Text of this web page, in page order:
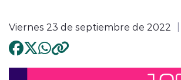
Viernes 23 de septiembre de 2022